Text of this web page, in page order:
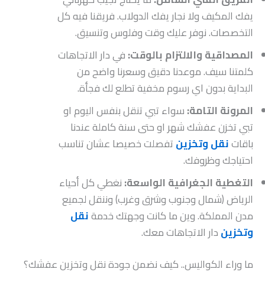
يفك المكيف ولا نجار يفك الدولاب. فريقنا فيه كل
التخصصات. نوفر عليك وقت وفلوس وتنسيق.
المصداقية والالتزام بالوقت:في دار الاتجاهات
كلمتنا سيف. موعدنا دقيق وسعرنا واضح من
البداية بدون اي رسوم مخفية تطلع لك فجأة.
المرونة التامة:سواء تبي تنقل بنفس اليوم او
تبي تخزن عفشك شهر او حتى سنة كاملة عندنا
باقاتنقل وتخزينتفصلت خصيصا عشان تناسب
احتياجك وظروفك.
التغطية الجغرافية الواسعة:نغطي كل أحياء
الرياض (شمال وجنوب وشرق وغرب) وننقل لجميع
مدن المملكة. وين ما كانت وجهتك خدمةنقل
وتخزيندار الاتجاهات معك.
ما وراء الكواليس.. كيف نضمن جودة نقل وتخزين عفشك؟